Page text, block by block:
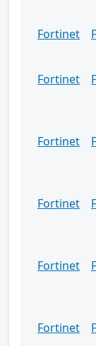
Fortinet
Fortinet
Fortinet
Fortinet
Fortinet
Fortinet